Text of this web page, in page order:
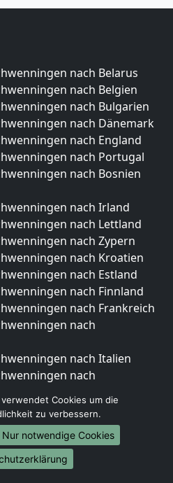
nach Belarus
nach Belgien
nach Bulgarien
nach Dänemark
nach England
nach Portugal
nach Bosnien
nach Irland
nach Lettland
nach Zypern
nach Kroatien
nach Estland
nach Finnland
nach Frankreich
nach
nach Italien
nach
nach
nach
Cookies um die
zu verbessern.
Nur notwendige Cookies